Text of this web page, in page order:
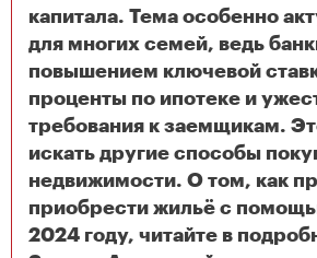
капитала. Тема особенно
для многих семей, ведь
повышением ключевой
проценты по ипотеке и
требования к заемщикам.
искать другие способы
недвижимости. О том, как
приобрести жильё с
2024 году, читайте в